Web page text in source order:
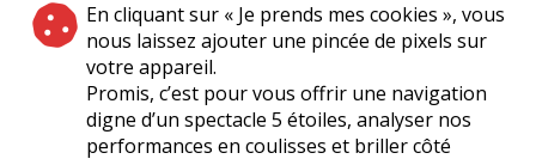
En cliquant sur « Je prends mes cookies », vous
nous laissez ajouter une pincée de pixels sur
votre appareil.
Promis, c’est pour vous offrir une navigation
digne d’un spectacle 5 étoiles, analyser nos
performances en coulisses et briller côté
|